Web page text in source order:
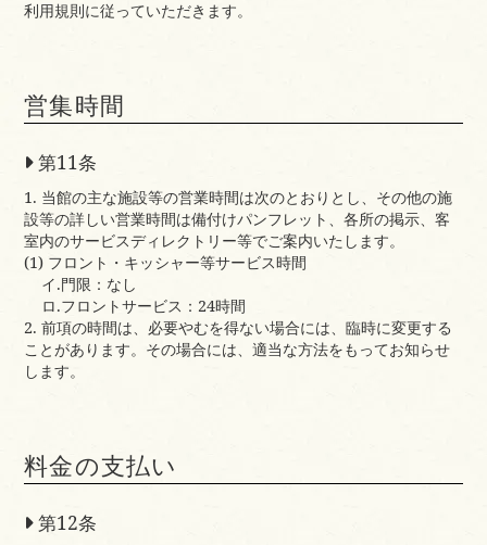
利用規則に従っていただきます。
営集時間
第11条
1. 当館の主な施設等の営業時間は次のとおりとし、その他の施
設等の詳しい営業時間は備付けパンフレット、各所の掲示、客
室内のサービスディレクトリー等でご案内いたします。
(1) フロント・キッシャー等サービス時間
イ.門限：なし
ロ.フロントサービス：24時間
2. 前項の時間は、必要やむを得ない場合には、臨時に変更する
ことがあります。その場合には、適当な方法をもってお知らせ
します。
料金の支払い
第12条